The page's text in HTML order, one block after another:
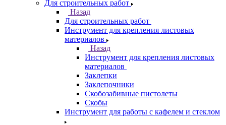
Для строительных работ
Назад
Для строительных работ
Инструмент для крепления листовых
материалов
Назад
Инструмент для крепления листовых
материалов
Заклепки
Заклепочники
Скобозабивные пистолеты
Скобы
Инструмент для работы с кафелем и стеклом